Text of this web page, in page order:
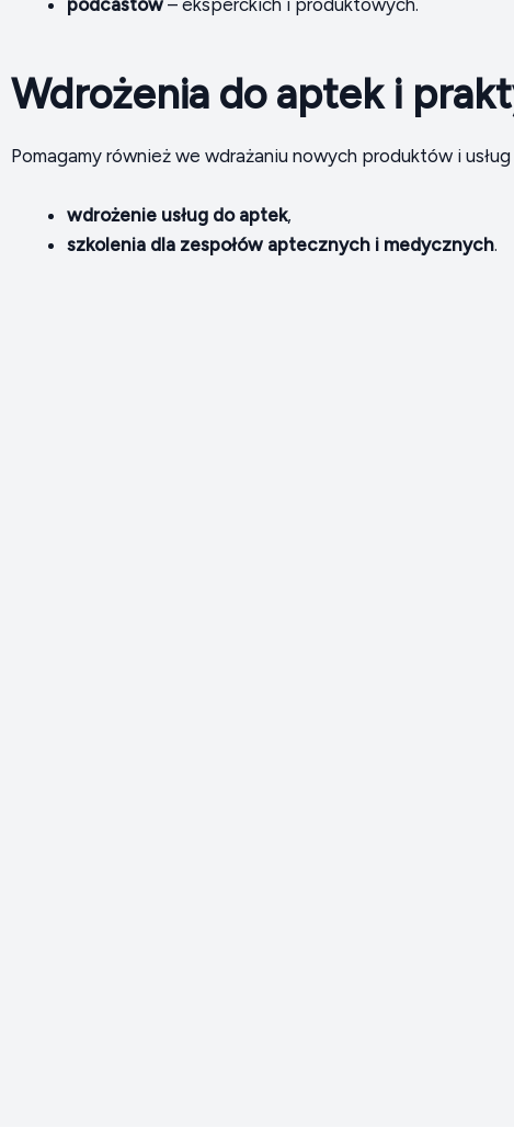
podcastów – eksperckich i produktowych.
Wdrożenia do aptek i
Pomagamy również we wdrażaniu nowych produktów i
wdrożenie usług do aptek,
szkolenia dla zespołów aptecznych i medycznych.